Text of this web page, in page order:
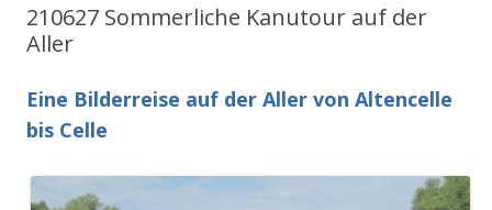
210627 Sommerliche Kanutour auf der
Aller
Eine Bilderreise auf der Aller von Altencelle
bis Celle